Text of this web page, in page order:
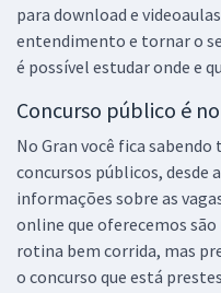
para download e
entendimento e tornar o
é possível estudar onde e
Concurso público é
No Gran você fica sabendo
concursos públicos, desde
informações sobre as
online que oferecemos
rotina bem corrida, mas
o concurso que está